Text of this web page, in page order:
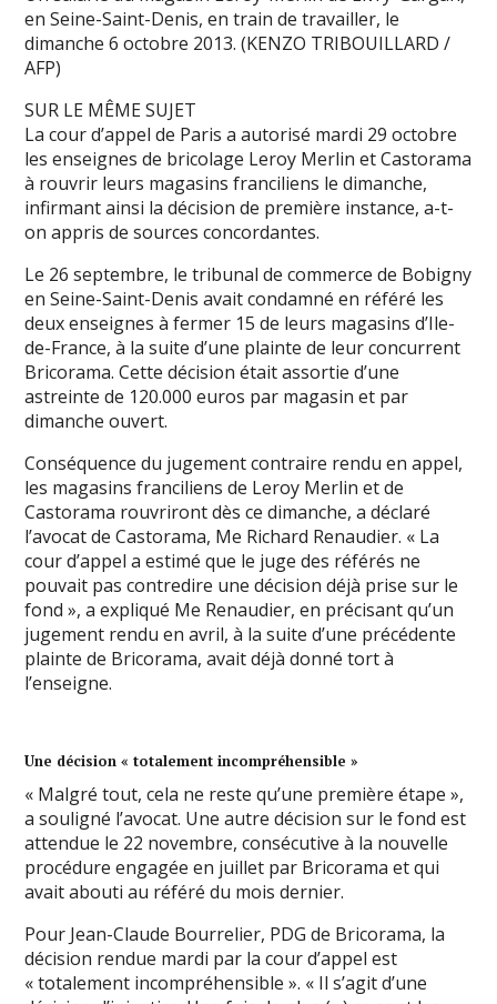
en Seine-Saint-Denis, en train de travailler, le
dimanche 6 octobre 2013. (KENZO TRIBOUILLARD /
AFP)
SUR LE MÊME SUJET
La cour d’appel de Paris a autorisé mardi 29 octobre
les enseignes de bricolage Leroy Merlin et Castorama
à rouvrir leurs magasins franciliens le dimanche,
infirmant ainsi la décision de première instance, a-t-
on appris de sources concordantes.
Le 26 septembre, le tribunal de commerce de Bobigny
en Seine-Saint-Denis avait condamné en référé les
deux enseignes à fermer 15 de leurs magasins d’Ile-
de-France, à la suite d’une plainte de leur concurrent
Bricorama. Cette décision était assortie d’une
astreinte de 120.000 euros par magasin et par
dimanche ouvert.
Conséquence du jugement contraire rendu en appel,
les magasins franciliens de Leroy Merlin et de
Castorama rouvriront dès ce dimanche, a déclaré
l’avocat de Castorama, Me Richard Renaudier. « La
cour d’appel a estimé que le juge des référés ne
pouvait pas contredire une décision déjà prise sur le
fond », a expliqué Me Renaudier, en précisant qu’un
jugement rendu en avril, à la suite d’une précédente
plainte de Bricorama, avait déjà donné tort à
l’enseigne.
Une décision « totalement incompréhensible »
« Malgré tout, cela ne reste qu’une première étape »,
a souligné l’avocat. Une autre décision sur le fond est
attendue le 22 novembre, consécutive à la nouvelle
procédure engagée en juillet par Bricorama et qui
avait abouti au référé du mois dernier.
Pour Jean-Claude Bourrelier, PDG de Bricorama, la
décision rendue mardi par la cour d’appel est
« totalement incompréhensible ». « Il s’agit d’une